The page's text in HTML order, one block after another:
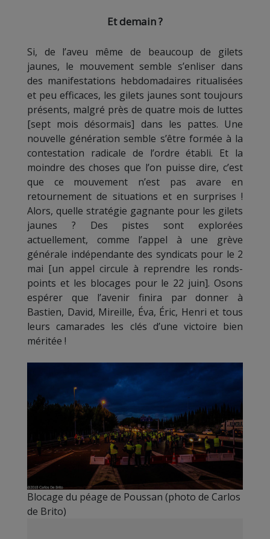
Et demain ?
Si, de l’aveu même de beaucoup de gilets
jaunes, le mouvement semble s’enliser dans
des manifestations hebdomadaires ritualisées
et peu efficaces, les gilets jaunes sont toujours
présents, malgré près de quatre mois de luttes
[sept mois désormais] dans les pattes. Une
nouvelle génération semble s’être formée à la
contestation radicale de l’ordre établi. Et la
moindre des choses que l’on puisse dire, c’est
que ce mouvement n’est pas avare en
retournement de situations et en surprises !
Alors, quelle stratégie gagnante pour les gilets
jaunes ? Des pistes sont explorées
actuellement, comme l’appel à une grève
générale indépendante des syndicats pour le 2
mai [un appel circule à reprendre les ronds-
points et les blocages pour le 22 juin]. Osons
espérer que l’avenir finira par donner à
Bastien, David, Mireille, Éva, Éric, Henri et tous
leurs camarades les clés d’une victoire bien
méritée !
Blocage du péage de Poussan (photo de Carlos
de Brito)